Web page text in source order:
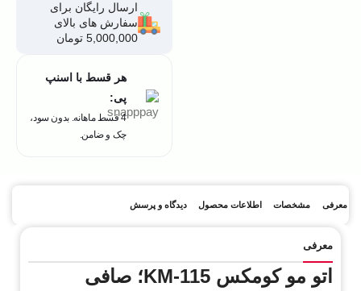
ارسال رایگان برای
سفارش های بالای
5,000,000 تومان
هر قسط با اسنپ
پی:
4 قسط ماهانه. بدون سود،
چک و ضامن.
معرفی مشخصات اطلاعات محصول دیدگاه و پرسش
معرفی
اتو مو کومکس KM-115؛ صافی